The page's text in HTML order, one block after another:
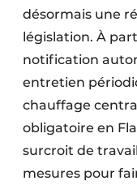
désormais une
législation. À
notification
entretien
chauffage
obligatoire en
surcroit de
mesures pour